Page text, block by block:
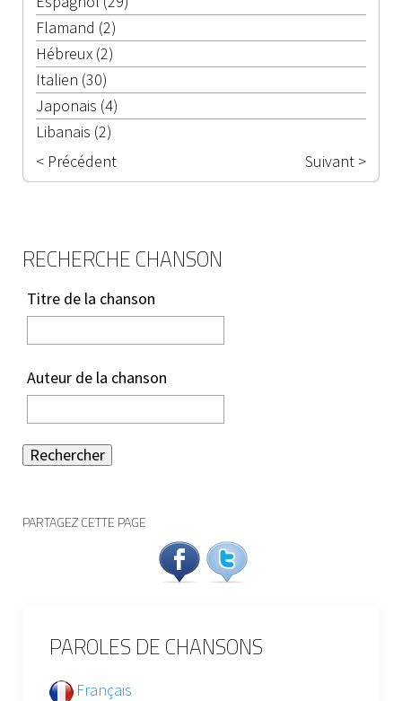
Flamand (2)
Hébreux (2)
Italien (30)
Japonais (4)
Libanais (2)
< Précédent
Suivant >
RECHERCHE CHANSON
Titre de la chanson
Auteur de la chanson
Rechercher
PARTAGEZ CETTE PAGE
PAROLES DE CHANSONS
Français